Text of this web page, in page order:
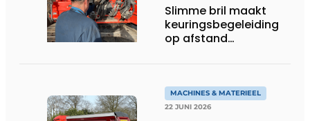
Slimme bril maakt
keuringsbegeleiding
op afstand
MACHINES & MATERIEEL
22 JUNI 2026